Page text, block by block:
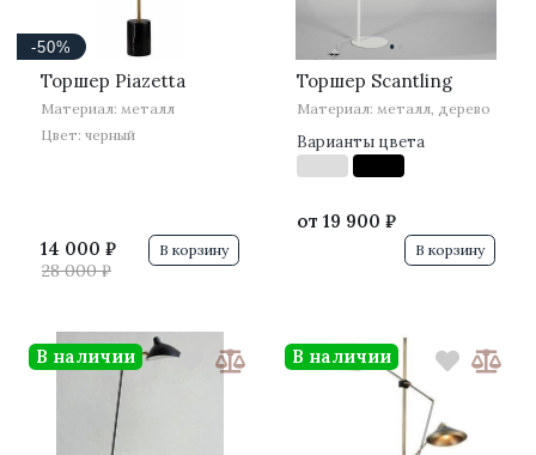
-50%
Торшер Piazetta
Материал: металл
Цвет: черный
14 000 ₽
28 000 ₽
В корзину
·
Торшер Scantling
Материал: металл, дерево
Варианты цвета
от 19 900 ₽
В корзину
В наличии В наличии